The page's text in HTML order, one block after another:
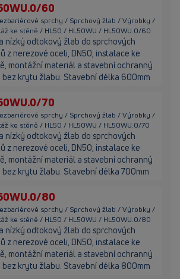
60
sprchy / Sprchový žlab / Výrobky /
ke stěně / HL50 / HL50WU / HL50WU.0/60
nízký odtokový žlab do sprchových
z nerezové oceli, DN50, instalace ke
montážní materiál a stavební ochranný
bez krytu žlabu. Stavební délka 600mm
70
sprchy / Sprchový žlab / Výrobky /
ke stěně / HL50 / HL50WU / HL50WU.0/70
nízký odtokový žlab do sprchových
z nerezové oceli, DN50, instalace ke
montážní materiál a stavební ochranný
bez krytu žlabu. Stavební délka 700mm
80
sprchy / Sprchový žlab / Výrobky /
ke stěně / HL50 / HL50WU / HL50WU.0/80
nízký odtokový žlab do sprchových
z nerezové oceli, DN50, instalace ke
montážní materiál a stavební ochranný
bez krytu žlabu. Stavební délka 800mm